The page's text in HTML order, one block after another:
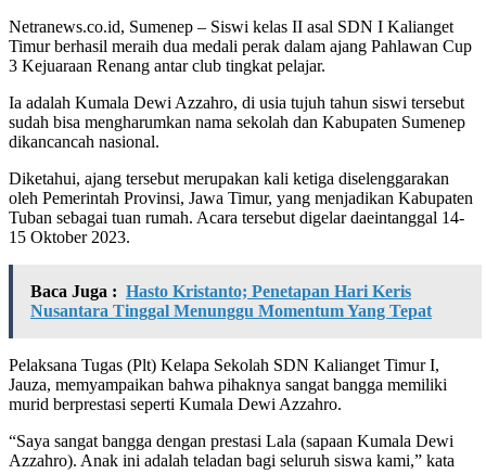
Netranews.co.id, Sumenep – Siswi kelas II asal SDN I Kalianget
Timur berhasil meraih dua medali perak dalam ajang Pahlawan Cup
3 Kejuaraan Renang antar club tingkat pelajar.
Ia adalah Kumala Dewi Azzahro, di usia tujuh tahun siswi tersebut
sudah bisa mengharumkan nama sekolah dan Kabupaten Sumenep
dikancancah nasional.
Diketahui, ajang tersebut merupakan kali ketiga diselenggarakan
oleh Pemerintah Provinsi, Jawa Timur, yang menjadikan Kabupaten
Tuban sebagai tuan rumah. Acara tersebut digelar daeintanggal 14-
15 Oktober 2023.
Baca Juga : Hasto Kristanto; Penetapan Hari Keris
Nusantara Tinggal Menunggu Momentum Yang Tepat
Pelaksana Tugas (Plt) Kelapa Sekolah SDN Kalianget Timur I,
Jauza, memyampaikan bahwa pihaknya sangat bangga memiliki
murid berprestasi seperti Kumala Dewi Azzahro.
“Saya sangat bangga dengan prestasi Lala (sapaan Kumala Dewi
Azzahro). Anak ini adalah teladan bagi seluruh siswa kami,” kata